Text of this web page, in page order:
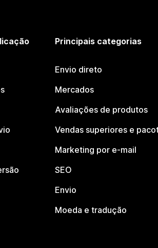
Principais categorias
Envio direto
Mercados
Avaliações de produtos
Vendas superiores e
Marketing por e-mail
SEO
Envio
Moeda e tradução